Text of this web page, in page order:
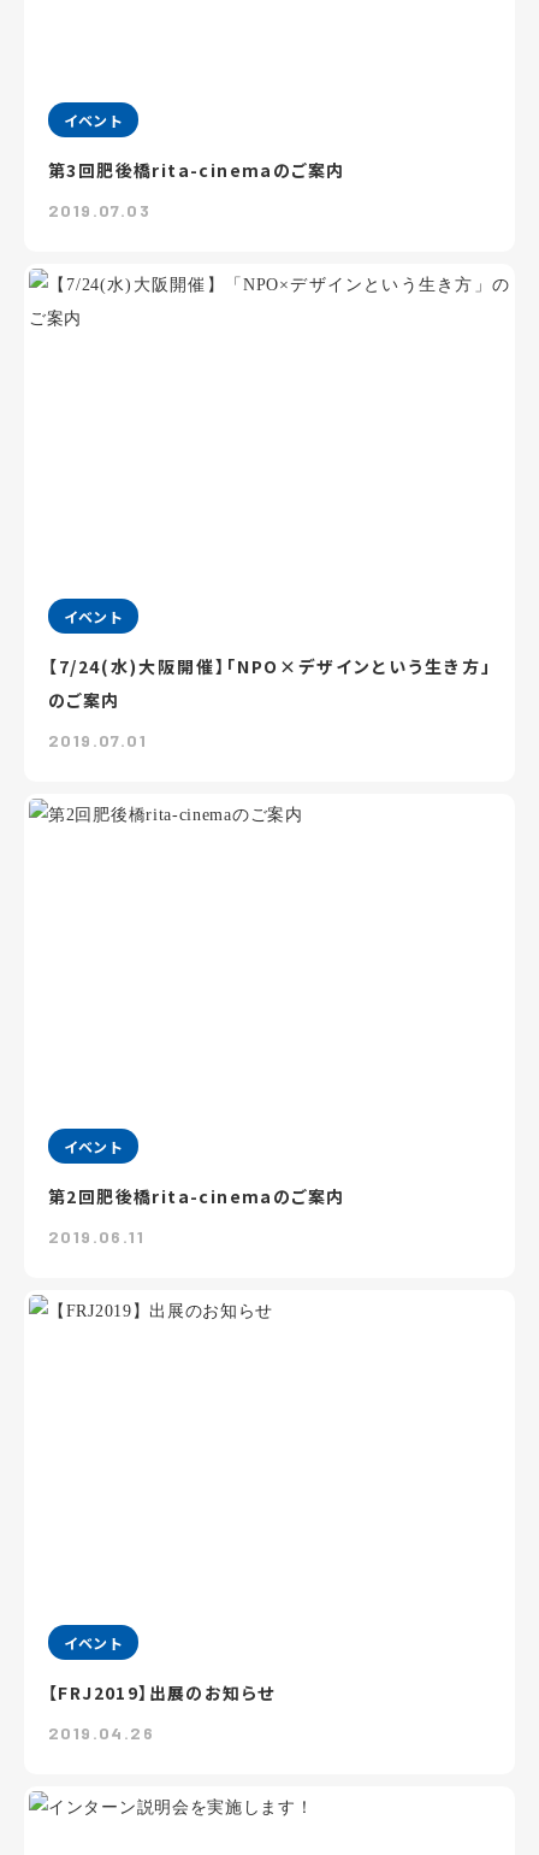
イベント
第3回肥後橋rita-cinemaのご案内
2019.07.03
イベント
【7/24(水)大阪開催】「NPO×デザインという生き方」
のご案内
2019.07.01
イベント
第2回肥後橋rita-cinemaのご案内
2019.06.11
イベント
【FRJ2019】出展のお知らせ
2019.04.26